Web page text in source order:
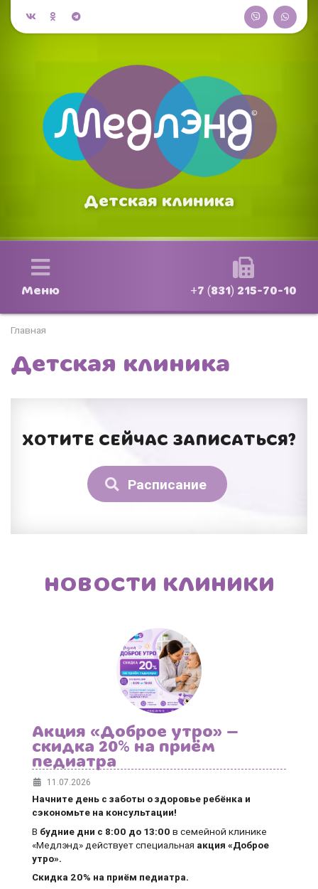
Детская клиника
Меню +7 (831) 215-70-10
Главная
Детская клиника
ХОТИТЕ СЕЙЧАС ЗАПИСАТЬСЯ?
Расписание
НОВОСТИ КЛИНИКИ
Акция «Доброе утро» —
скидка 20% на приём
педиатра
11.07.2026
Начните день с заботы о здоровье ребёнка и
сэкономьте на консультации!
В будние дни с 8:00 до 13:00 в семейной клинике
«Медлэнд» действует специальная акция «Доброе
утро».
Скидка 20% на приём педиатра.